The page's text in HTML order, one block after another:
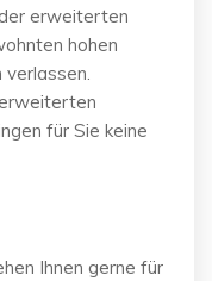
erweiterten
hohen
für Sie keine
Ihnen gerne für